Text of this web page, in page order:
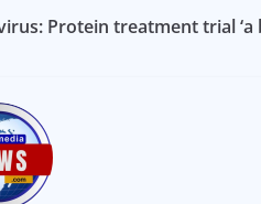
Protein treatment trial ‘a